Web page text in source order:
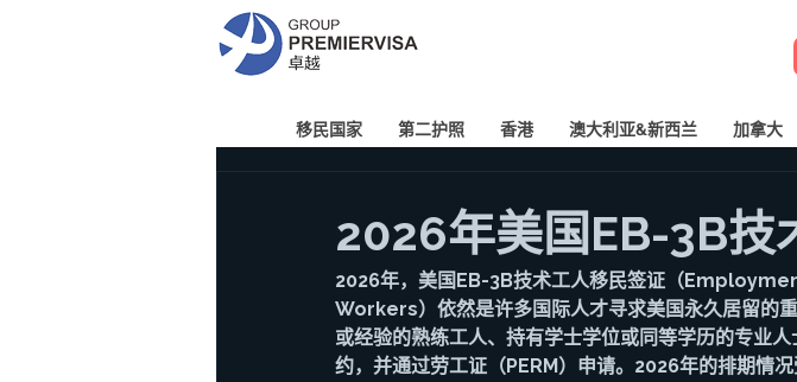
移民国家 第二护照 香港 澳大利亚&新西兰 加拿大
2026年美国EB-3B技
2026年，美国EB-3B技术工人移民签证（
Workers）依然是许多国际人才寻求美国永久居留的
或经验的熟练工人、持有学士学位或同等学历的专业
约，并通过劳工证（PERM）申请。 2026年的排期情